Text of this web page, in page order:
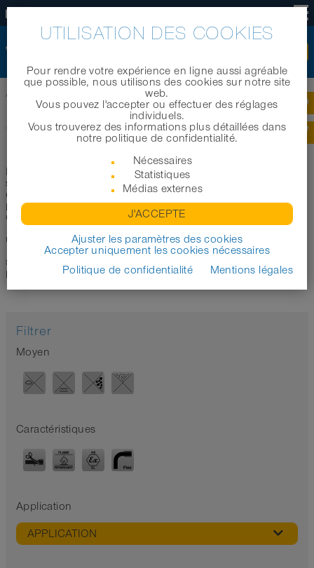
Accueil Notre secteurs d'application Tuyaux de gaz d'échappement
TUYAUX DE GAZ D'ÉCHAPPEMENT
Dans cette section, nous souhaitons vous aider à
sélectionner le tuyau ou la gaine approprié pour l´extraction
de gaz d´échappement. Dans ce qui suit, nous vous
proposons une sélection de tuyaux et gaines les plus
couramment utilisés pour l´extraction de gaz d
´échappement. Les produits listés ici sont compatibles pour
un usage dans des ateliers de mesure de gaz d
´échappement, sur des bancs d´essais moteurs et dans des
systèmes d´échappement dans le secteur automobile. Pour
plus d´informations sur notre gamme de tuyaux et gaines d
Filtrer
Moyen
Caractéristiques
Application
APPLICATION
UTILISATION DES COOKIES
Pour rendre votre expérience en ligne aussi agréable
que possible, nous utilisons des cookies sur notre site
web.
Vous pouvez l'accepter ou effectuer des réglages
individuels.
Vous trouverez des informations plus détaillées dans
notre politique de confidentialité.
Nécessaires
Statistiques
Médias externes
J'ACCEPTE
Ajuster les paramètres des cookies
Accepter uniquement les cookies nécessaires
Politique de confidentialité
Mentions légales